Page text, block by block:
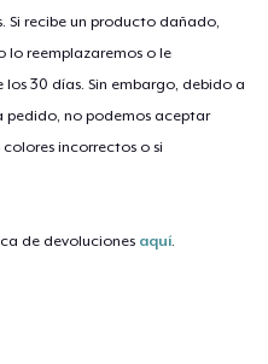
Si recibe un producto dañado,
lo reemplazaremos o le
30 días. Sin embargo, debido a
pedido, no podemos aceptar
incorrectos o si
de devoluciones aquí.